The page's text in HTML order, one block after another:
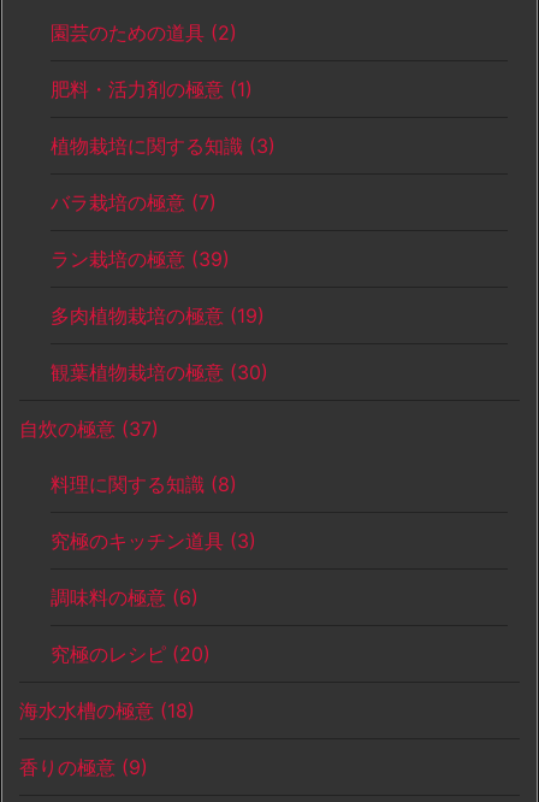
園芸のための道具 (2)
肥料・活力剤の極意 (1)
植物栽培に関する知識 (3)
バラ栽培の極意 (7)
ラン栽培の極意 (39)
多肉植物栽培の極意 (19)
観葉植物栽培の極意 (30)
自炊の極意 (37)
料理に関する知識 (8)
究極のキッチン道具 (3)
調味料の極意 (6)
究極のレシピ (20)
海水水槽の極意 (18)
香りの極意 (9)